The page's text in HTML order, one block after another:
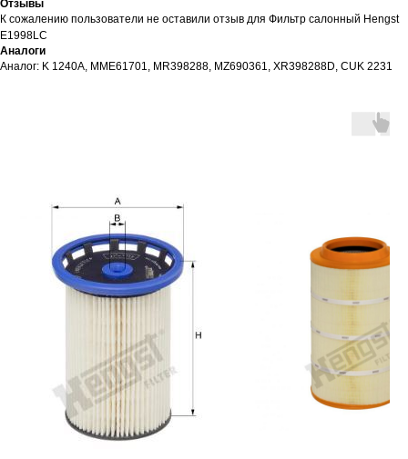
Отзывы
К сожалению пользователи не оставили отзыв для Фильтр салонный Hengst
E1998LC
Аналоги
Аналог: K 1240A, MME61701, MR398288, MZ690361, XR398288D, CUK 2231